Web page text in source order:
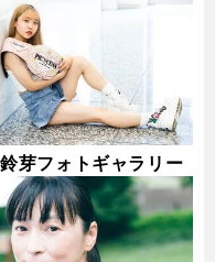
芽フォトギャラリー